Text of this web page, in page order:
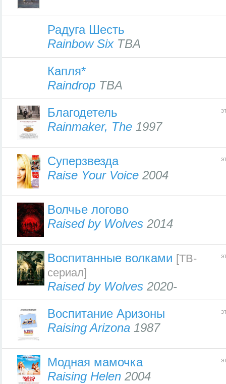
Радуга Шесть
Rainbow SixTBA
Капля*
Raindrop TBA
Благодетель
Rainmaker, The 1997
Cуперзвезда
Raise Your Voice 2004
Волчье логово
Raised by Wolves 2014
Воспитанные волками [ТВ-
сериал]
Raised by Wolves 2020-
Воспитание Аризоны
Raising Arizona 1987
Модная мамочка
Raising Helen 2004